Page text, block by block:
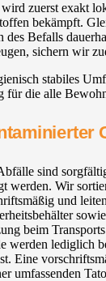
zuerst exakt
bekämpft.
des Befalls
sichern wir
stabiles
für die alle
sind
werden. Wir
und
beim
werden lediglich
Eine
umfassenden